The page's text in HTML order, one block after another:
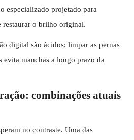
especializado projetado para
restaurar o brilho original.
digital são ácidos; limpar as pernas
evita manchas a longo prazo da
combinações atuais
no contraste. Uma das